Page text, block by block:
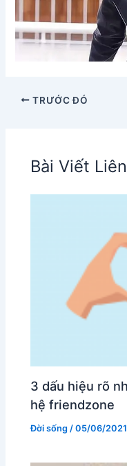
TRƯỚC ĐÓ
Bài Viết
3 dấu hiệu rõ
hệ friendzone
Đời sống /05/06/2021